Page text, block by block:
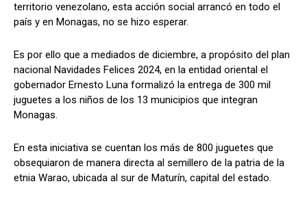
territorio venezolano, esta acción social arrancó en todo el
país y en Monagas, no se hizo esperar.
Es por ello que a mediados de diciembre, a propósito del plan
nacional Navidades Felices 2024, en la entidad oriental el
gobernador Ernesto Luna formalizó la entrega de 300 mil
juguetes a los niños de los 13 municipios que integran
Monagas.
En esta iniciativa se cuentan los más de 800 juguetes que
obsequiaron de manera directa al semillero de la patria de la
etnia Warao, ubicada al sur de Maturín, capital del estado.